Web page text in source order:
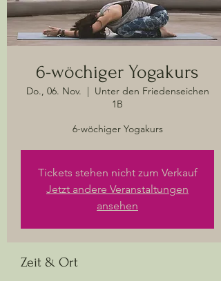
6-wöchiger Yogakurs
Do., 06. Nov.
  |
Unter den Friedenseichen
1B
6-wöchiger Yogakurs
Tickets stehen nicht zum Verkauf
Jetzt andere Veranstaltungen
ansehen
Zeit & Ort